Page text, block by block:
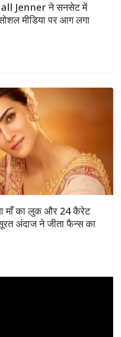
Jenner ने सनसेट में
मीडिया पर आग लगा
माँ का लुक और 24 कैरेट
अंदाज ने जीता फैन्स का